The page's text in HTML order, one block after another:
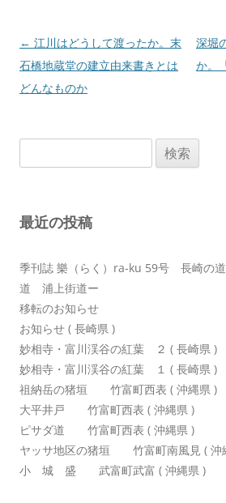
投
稿
ナ
ン
← 江川はどうして渡ったか。末
石橋地蔵堂の建立由来書きとは
どんなものか
深堀
か。
索:
最近の投稿
季刊誌 樂（らく）ra-ku 59号 長崎の
道 浦上街道ー
移転のお知らせ
お知らせ ( 長崎県 )
妙相寺・富川渓谷の紅葉 ２ ( 長崎県 )
妙相寺・富川渓谷の紅葉 １ ( 長崎県 )
祖納岳の猪垣 竹富町西表 ( 沖縄県 )
大平井戸 竹富町西表 ( 沖縄県 )
ピサダ道 竹富町西表 ( 沖縄県 )
ヤッサ地区の猪垣 竹富町南風見 ( 沖
小 城 盛 武富町武富 ( 沖縄県 )